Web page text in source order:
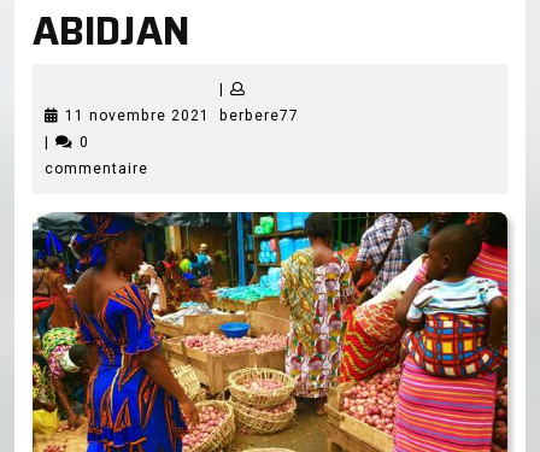
ABIDJAN
11 novembre 2021
11
|
berbere77
|
0
commentaire